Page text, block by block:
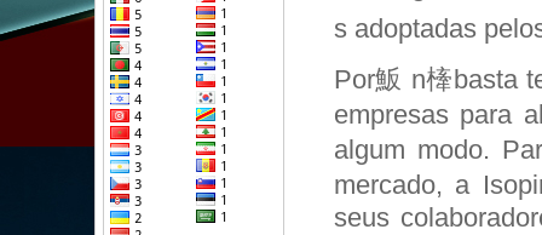
s adoptadas
Por魬 n㯠basta
empresas para
algum modo.
mercado, a
seus